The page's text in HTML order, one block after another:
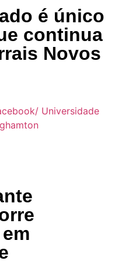
é único
continua
Novos